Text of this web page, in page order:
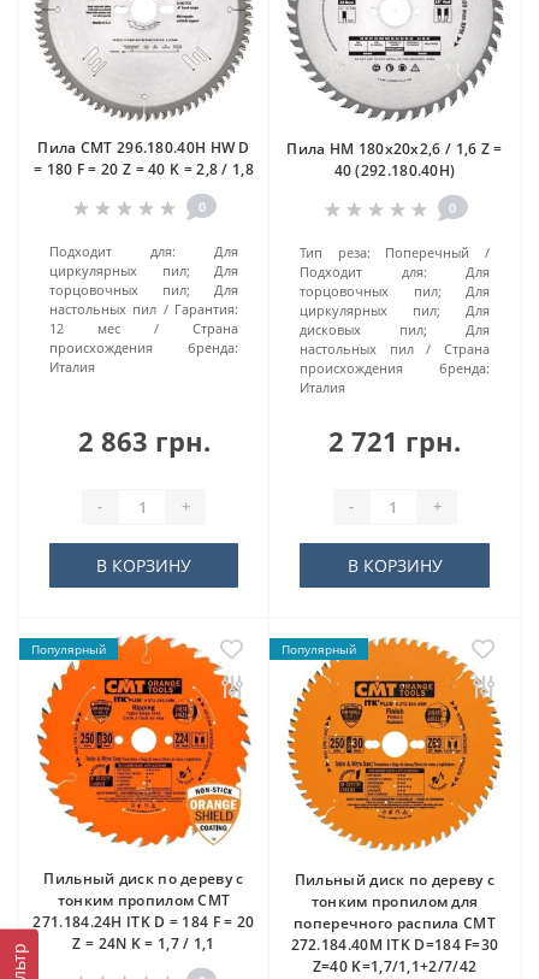
Пила CMT 296.180.40H HW D
= 180 F = 20 Z = 40 K = 2,8 / 1,8
0
Подходит для:
Для
циркулярных пил; Для
торцовочных пил; Для
настольных пил
Гарантия:
12 мес
Страна
происхождения бренда:
Италия
2 863 грн.
- +
В КОРЗИНУ
Пила HM 180x20x2,6 / 1,6 Z =
40 (292.180.40H)
0
Тип реза:
Поперечный
Подходит для:
Для
торцовочных пил; Для
циркулярных пил; Для
дисковых пил; Для
настольных пил
Страна
происхождения бренда:
Италия
2 721 грн.
- +
В КОРЗИНУ
Популярный
Пильный диск по дереву с
тонким пропилом CMT
271.184.24H ITK D = 184 F = 20
Z = 24N K = 1,7 / 1,1
Популярный
Пильный диск по дереву с
тонким пропилом для
поперечного распила CMT
272.184.40M ITK D=184 F=30
Z=40 K=1,7/1,1+2/7/42